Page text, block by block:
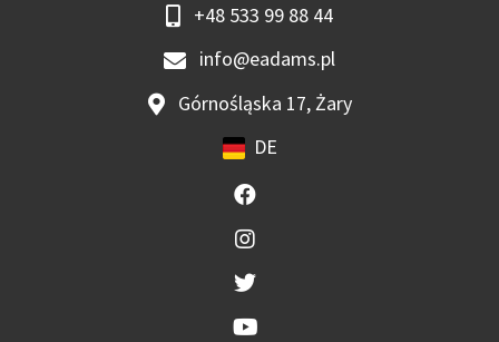
+48 533 99 88 44
info@eadams.pl
Górnośląska 17, Żary
DE